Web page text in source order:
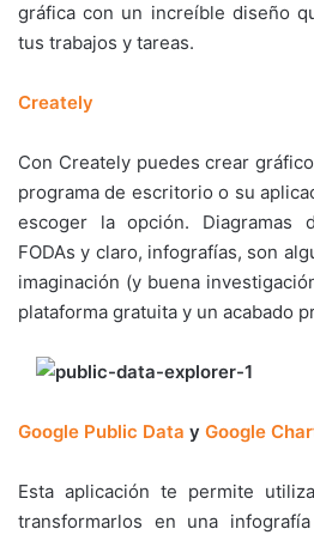
gráfica con un increíble diseño
tus trabajos y tareas.
Creately
Con Creately puedes crear
programa de escritorio o su
escoger la opción. Diagramas
FODAs y claro, infografías, son
imaginación (y buena
plataforma gratuita y un acabado
Google Public Data y Google
Esta aplicación te permite
transformarlos en una